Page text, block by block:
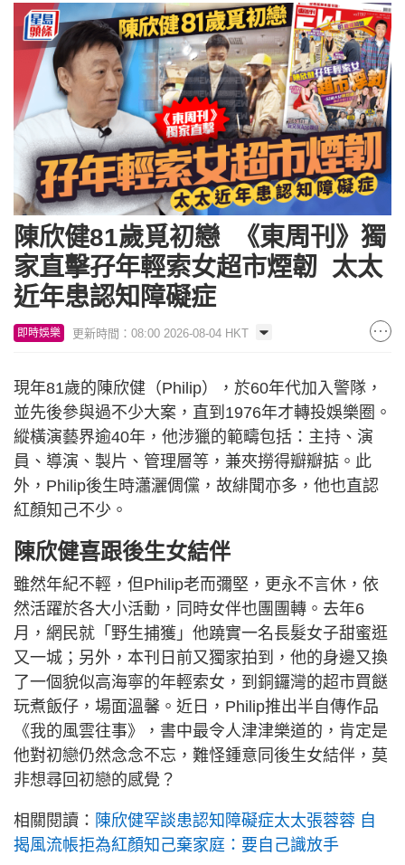
陳欣健81歲覓初戀 《東周刊》獨
家直擊孖年輕索女超市煙韌 太太
近年患認知障礙症
即時娛樂 更新時間：08:00 2026-08-04 HKT
現年81歲的陳欣健（Philip），於60年代加入警隊，
並先後參與過不少大案，直到1976年才轉投娛樂圈。
縱橫演藝界逾40年，他涉獵的範疇包括：主持、演
員、導演、製片、管理層等，兼夾撈得瓣瓣掂。此
外，Philip後生時瀟灑倜儻，故緋聞亦多，他也直認
紅顏知己不少。
陳欣健喜跟後生女結伴
雖然年紀不輕，但Philip老而彌堅，更永不言休，依
然活躍於各大小活動，同時女伴也團團轉。去年6
月，網民就「野生捕獲」他蹺實一名長髮女子甜蜜逛
又一城；另外，本刊日前又獨家拍到，他的身邊又換
了一個貌似高海寧的年輕索女，到銅鑼灣的超市買餸
玩煮飯仔，場面溫馨。近日，Philip推出半自傳作品
《我的風雲往事》，書中最令人津津樂道的，肯定是
他對初戀仍然念念不忘，難怪鍾意同後生女結伴，莫
非想尋回初戀的感覺？
相關閱讀： 陳欣健罕談患認知障礙症太太張蓉蓉 自
揭風流帳拒為紅顏知己棄家庭：要自己識放手